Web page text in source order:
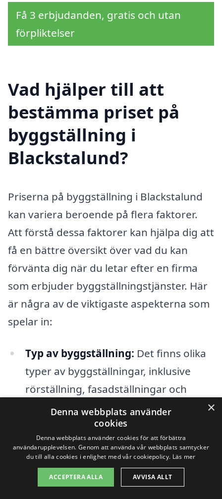
Få 3 erbjudanden, gratis och utan
förpliktelser
Vad hjälper till att
bestämma priset på
byggställning i
Blackstalund?
Priserna på byggställning i Blackstalund
kan variera beroende på flera faktorer.
Att förstå dessa faktorer kan hjälpa dig att
få en bättre översikt över vad du kan
förvänta dig när du letar efter en firma
som erbjuder byggställningstjänster. Här
är några av de viktigaste aspekterna som
spelar in:
Typ av byggställning: Det finns olika
typer av byggställningar, inklusive
rörställning, fasadställningar och
modulställningar. Varje typ har sina
egna kostnader och
användningsområden, vilket kan
påverka det totala priset.
Ställningens storlek:Ställningens
×
Denna webbplats använder
cookies
Denna webbplats använder cookies för att förbättra
användarupplevelsen. Genom att använda vår webbplats samtycker
du till alla cookies i enlighet med vår cookiepolicy. Läs mer
ACCEPTERA ALLA AVVISA ALLT